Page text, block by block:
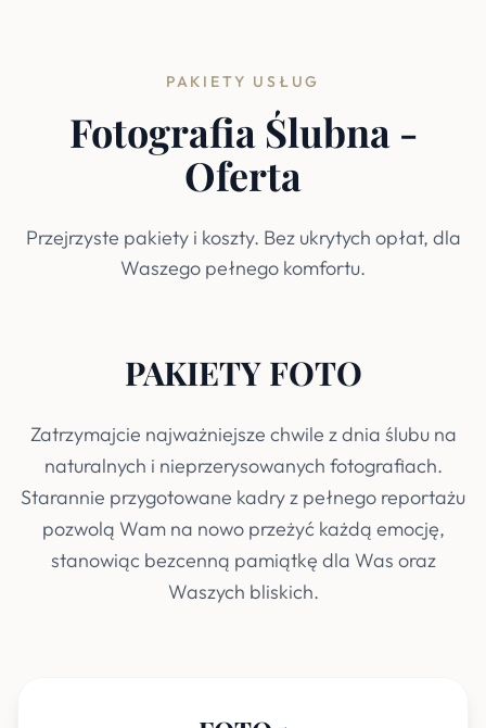
PAKIETY USŁUG
Fotografia Ślubna -
Oferta
Przejrzyste pakiety i koszty. Bez ukrytych opłat, dla
Waszego pełnego komfortu.
PAKIETY FOTO
Zatrzymajcie najważniejsze chwile z dnia ślubu na
naturalnych i nieprzerysowanych fotografiach.
Starannie przygotowane kadry z pełnego reportażu
pozwolą Wam na nowo przeżyć każdą emocję,
stanowiąc bezcenną pamiątkę dla Was oraz
Waszych bliskich.